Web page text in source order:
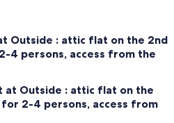
Outside : attic flat on the 2nd
4 persons, access from the
at Outside : attic flat on the
2-4 persons, access from